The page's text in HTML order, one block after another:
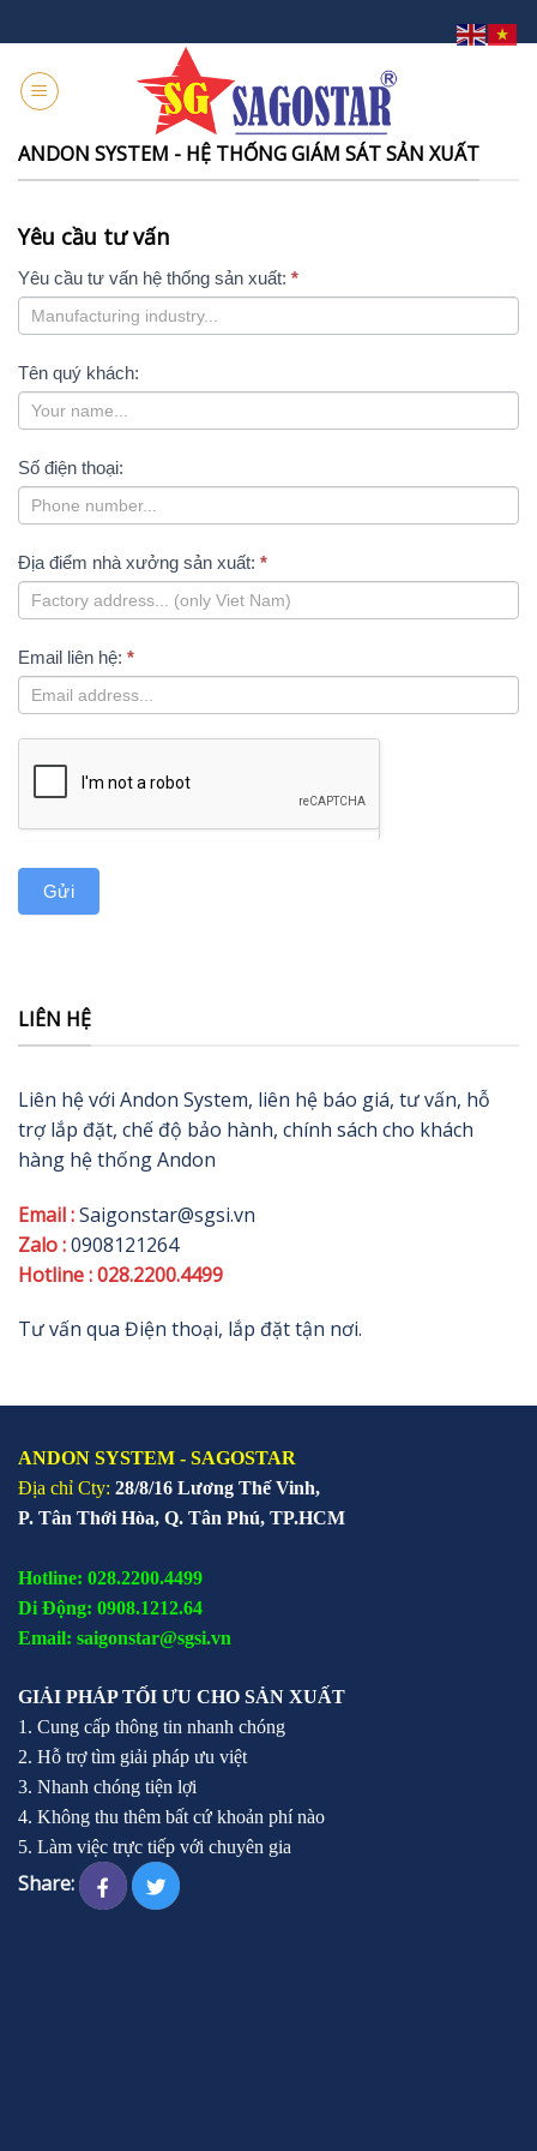
to
content
ANDON SYSTEM - HỆ THỐNG GIÁM SÁT SẢN XUẤT
YÊU
TƯ
VẤN
Yêu cầu tư vấn
Yêu cầu tư vấn hệ thống sản xuất: *
Tên quý khách:
Số điện thoại:
Địa điểm nhà xưởng sản xuất: *
Email liên hệ: *
Gửi
LIÊN HỆ
Liên hệ với Andon System, liên hệ báo giá, tư vấn, hỗ
trợ lắp đặt, chế độ bảo hành, chính sách cho khách
hàng hệ thống Andon
Email :Saigonstar@sgsi.vn
Zalo :0908121264
Hotline :028.2200.4499
Tư vấn qua Điện thoại, lắp đặt tận nơi.
ANDON SYSTEM - SAGOSTAR
Địa chỉ Cty: 28/8/16 Lương Thế Vinh,
P. Tân Thới Hòa, Q. Tân Phú, TP.HCM
Hotline: 028.2200.4499
Di Động: 0908.1212.64
Email: saigonstar@sgsi.vn
GIẢI PHÁP TỐI ƯU CHO SẢN XUẤT
1. Cung cấp thông tin nhanh chóng
2. Hỗ trợ tìm giải pháp ưu việt
3. Nhanh chóng tiện lợi
4. Không thu thêm bất cứ khoản phí nào
5. Làm việc trực tiếp với chuyên gia
Share: